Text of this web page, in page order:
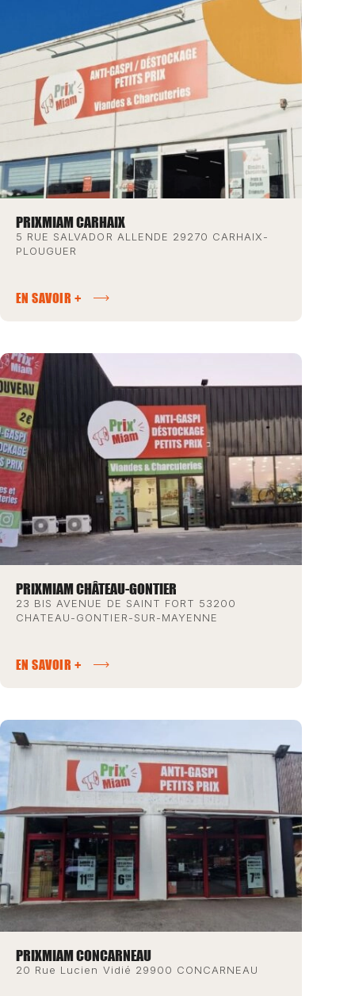
PRIXMIAM CARHAIX
5 RUE SALVADOR ALLENDE 29270 CARHAIX-
PLOUGUER
EN SAVOIR +
PRIXMIAM CHÂTEAU-GONTIER
23 BIS AVENUE DE SAINT FORT 53200
CHATEAU-GONTIER-SUR-MAYENNE
EN SAVOIR +
PRIXMIAM CONCARNEAU
20 Rue Lucien Vidié 29900 CONCARNEAU